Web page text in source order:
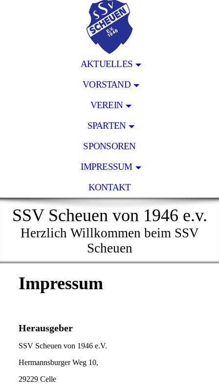
AKTUELLES
VORSTAND
VEREIN
SPARTEN
SPONSOREN
IMPRESSUM
KONTAKT
SSV Scheuen von 1946 e.v.
Herzlich Willkommen beim SSV
Scheuen
Impressum
Herausgeber
SSV Scheuen von 1946 e.V.
Hermannsburger Weg 10,
29229 Celle